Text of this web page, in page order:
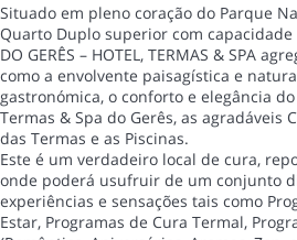
Situado em pleno coração do Parque
Quarto Duplo superior com capacidade
DO GERÊS – HOTEL, TERMAS & SPA
como a envolvente paisagística e
gastronómica, o conforto e elegância
Termas & Spa do Gerês, as agradáveis
das Termas e as Piscinas.
Este é um verdadeiro local de cura,
onde poderá usufruir de um conjunto
experiências e sensações tais como
Estar, Programas de Cura Termal,